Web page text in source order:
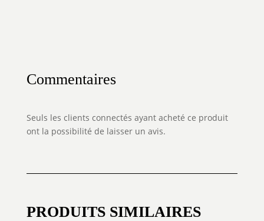
Commentaires
Seuls les clients connectés ayant acheté ce produit
ont la possibilité de laisser un avis.
PRODUITS SIMILAIRES